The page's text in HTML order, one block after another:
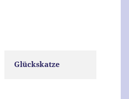
Glückskatze